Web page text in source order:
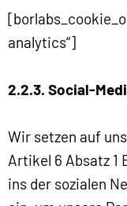
analytics“]
2.2.3. Social-
Wir setzen auf
Artikel 6 Absatz 1
ins der sozialen